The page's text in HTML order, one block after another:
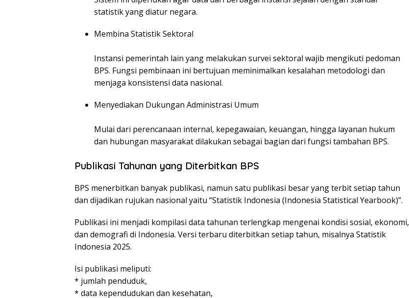
statistik yang diatur negara.
Membina Statistik Sektoral
Instansi pemerintah lain yang melakukan survei sektoral wajib mengikuti pedoman
BPS. Fungsi pembinaan ini bertujuan meminimalkan kesalahan metodologi dan
menjaga konsistensi data nasional.
Menyediakan Dukungan Administrasi Umum
Mulai dari perencanaan internal, kepegawaian, keuangan, hingga layanan hukum
dan hubungan masyarakat dilakukan sebagai bagian dari fungsi tambahan BPS.
Publikasi Tahunan yang Diterbitkan BPS
BPS menerbitkan banyak publikasi, namun satu publikasi besar yang terbit setiap tahun
dan dijadikan rujukan nasional yaitu “Statistik Indonesia (Indonesia Statistical Yearbook)”.
Publikasi ini menjadi kompilasi data tahunan terlengkap mengenai kondisi sosial, ekonomi,
dan demografi di Indonesia. Versi terbaru diterbitkan setiap tahun, misalnya Statistik
Indonesia 2025.
Isi publikasi meliputi:
* jumlah penduduk,
* data kependudukan dan kesehatan,